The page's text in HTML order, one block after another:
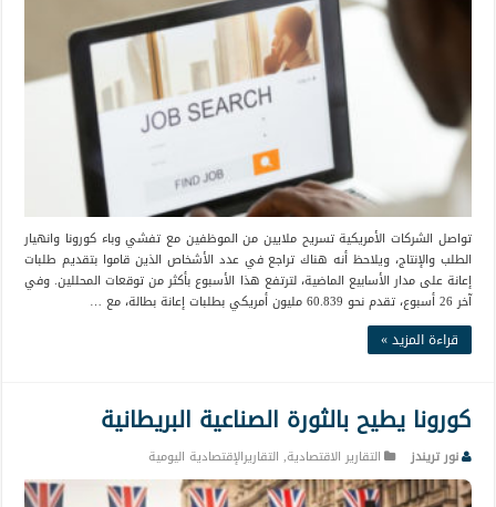
تواصل الشركات الأمريكية تسريح ملايين من الموظفين مع تفشي وباء كورونا وانهيار
الطلب والإنتاج، ويلاحظ أنه هناك تراجع في عدد الأشخاص الذين قاموا بتقديم طلبات
إعانة على مدار الأسابيع الماضية، لترتفع هذا الأسبوع بأكثر من توقعات المحللين. وفي
آخر 26 أسبوع، تقدم نحو 60.839 مليون أمريكي بطلبات إعانة بطالة، مع …
قراءة المزيد »
كورونا يطيح بالثورة الصناعية البريطانية
نور تريندز التقارير الاقتصادية, التقاريرالإقتصادية اليومية